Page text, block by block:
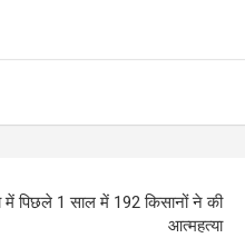
में पिछले 1 साल में 192 किसानों ने की
आत्महत्या